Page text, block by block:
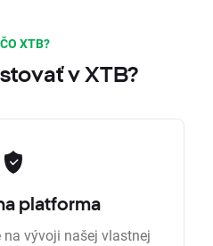
XTB?
v XTB?
platforma
vývoji našej vlastnej